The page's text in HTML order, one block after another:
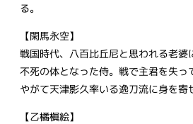
る。
【閑馬永空】
戦国時代、八百比丘尼と思われる老婆
不死の体となった侍。戦で主君を失っ
やがて天津影久率いる逸刀流に身を寄
【乙橘槇絵】